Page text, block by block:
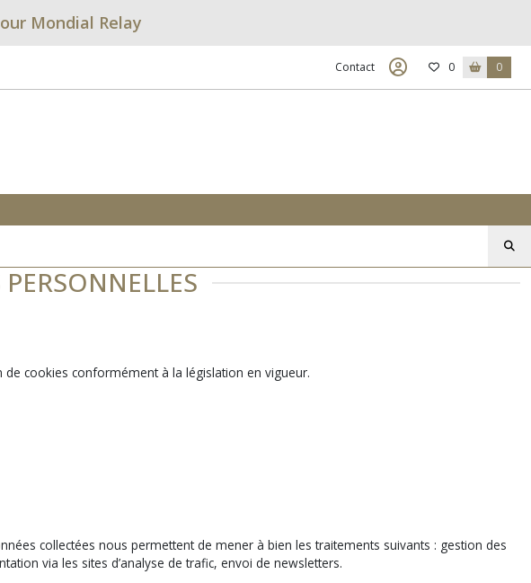
Mondial Relay
Contact 0 0
de cookies conformément à la législation en vigueur.
collectées nous permettent de mener à bien les traitements suivants : gestion des
via les sites d’analyse de trafic, envoi de newsletters.